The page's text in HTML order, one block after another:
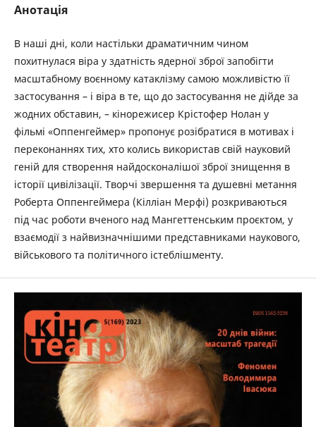
Анотація
В наші дні, коли настільки драматичним чином
похитнулася віра у здатність ядерної зброї запобігти
масштабному воєнному катаклізму самою можливістю її
застосування – і віра в те, що до застосування не дійде за
жодних обставин, – кінорежисер Крістофер Нолан у
фільмі «Оппенгеймер» пропонує розібратися в мотивах і
переконаннях тих, хто колись використав свій науковий
геній для створення найдосконалішої зброї знищення в
історії цивілізації. Творчі звершення та душевні метання
Роберта Оппенгеймера (Кілліан Мерфі) розкриваються
під час роботи вченого над Мангеттенським проєктом, у
взаємодії з найвизначнішими представниками наукового,
військового та політичного істеблішменту.